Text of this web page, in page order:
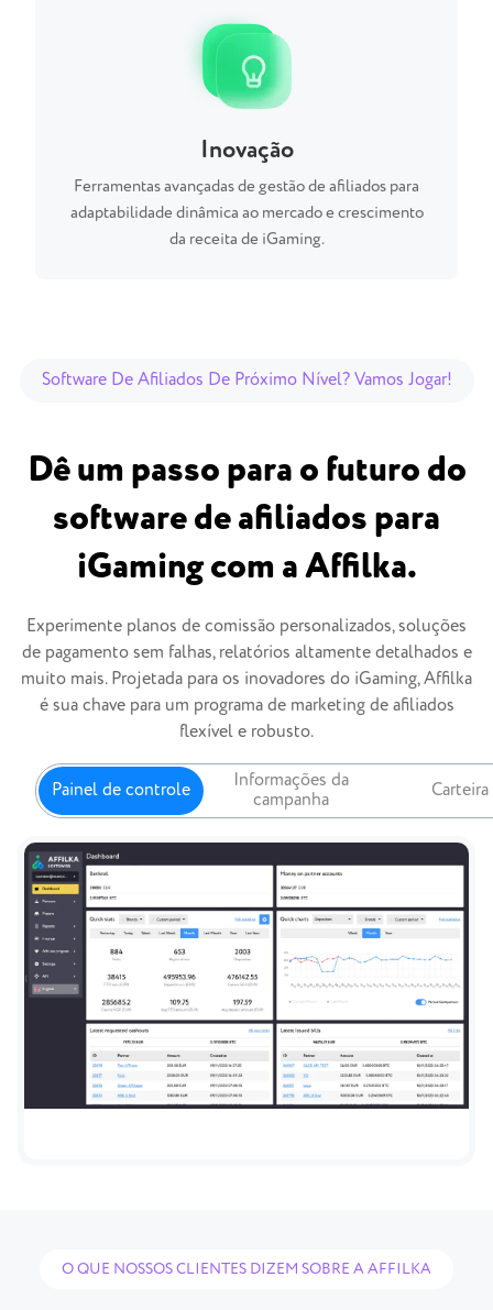
Inovação
Ferramentas avançadas de gestão de afiliados para
adaptabilidade dinâmica ao mercado e crescimento
da receita de iGaming.
Software De Afiliados De Próximo Nível? Vamos Jogar!
Dê um passo para o futuro do
software de afiliados para
iGaming com a Affilka.
Experimente planos de comissão personalizados, soluções
de pagamento sem falhas, relatórios altamente detalhados e
muito mais. Projetada para os inovadores do iGaming, Affilka
é sua chave para um programa de marketing de afiliados
flexível e robusto.
Painel de controle Informações da
campanha Carteira
O QUE NOSSOS CLIENTES DIZEM SOBRE A AFFILKA